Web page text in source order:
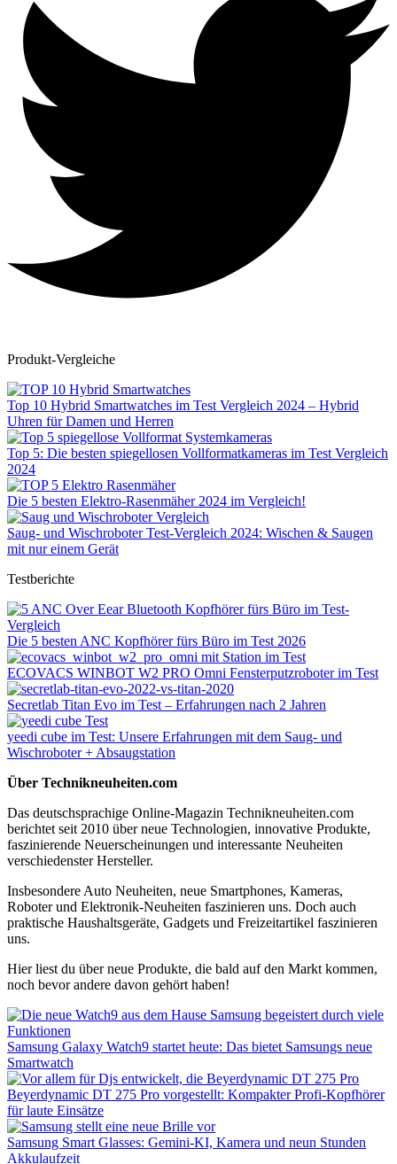
Produkt-Vergleiche
Top 10 Hybrid Smartwatches im Test Vergleich 2024 – Hybrid
Uhren für Damen und Herren
Top 5: Die besten spiegellosen Vollformatkameras im Test Vergleich
2024
Die 5 besten Elektro-Rasenmäher 2024 im Vergleich!
Saug- und Wischroboter Test-Vergleich 2024: Wischen & Saugen
mit nur einem Gerät
Testberichte
Die 5 besten ANC Kopfhörer fürs Büro im Test 2026
ECOVACS WINBOT W2 PRO Omni Fensterputzroboter im Test
Secretlab Titan Evo im Test – Erfahrungen nach 2 Jahren
yeedi cube im Test: Unsere Erfahrungen mit dem Saug- und
Wischroboter + Absaugstation
Über Technikneuheiten.com
Das deutschsprachige Online-Magazin Technikneuheiten.com
berichtet seit 2010 über neue Technologien, innovative Produkte,
faszinierende Neuerscheinungen und interessante Neuheiten
verschiedenster Hersteller.
Insbesondere Auto Neuheiten, neue Smartphones, Kameras,
Roboter und Elektronik-Neuheiten faszinieren uns. Doch auch
praktische Haushaltsgeräte, Gadgets und Freizeitartikel faszinieren
uns.
Hier liest du über neue Produkte, die bald auf den Markt kommen,
noch bevor andere davon gehört haben!
Samsung Galaxy Watch9 startet heute: Das bietet Samsungs neue
Smartwatch
Beyerdynamic DT 275 Pro vorgestellt: Kompakter Profi-Kopfhörer
für laute Einsätze
Samsung Smart Glasses: Gemini-KI, Kamera und neun Stunden
Akkulaufzeit